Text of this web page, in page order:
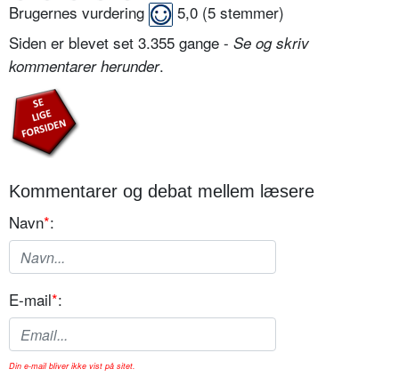
Brugernes vurdering 5,0 (5 stemmer)
Siden er blevet set 3.355 gange - Se og skriv
kommentarer herunder.
Kommentarer og debat mellem læsere
Navn*:
E-mail*:
Din e-mail bliver ikke vist på sitet.